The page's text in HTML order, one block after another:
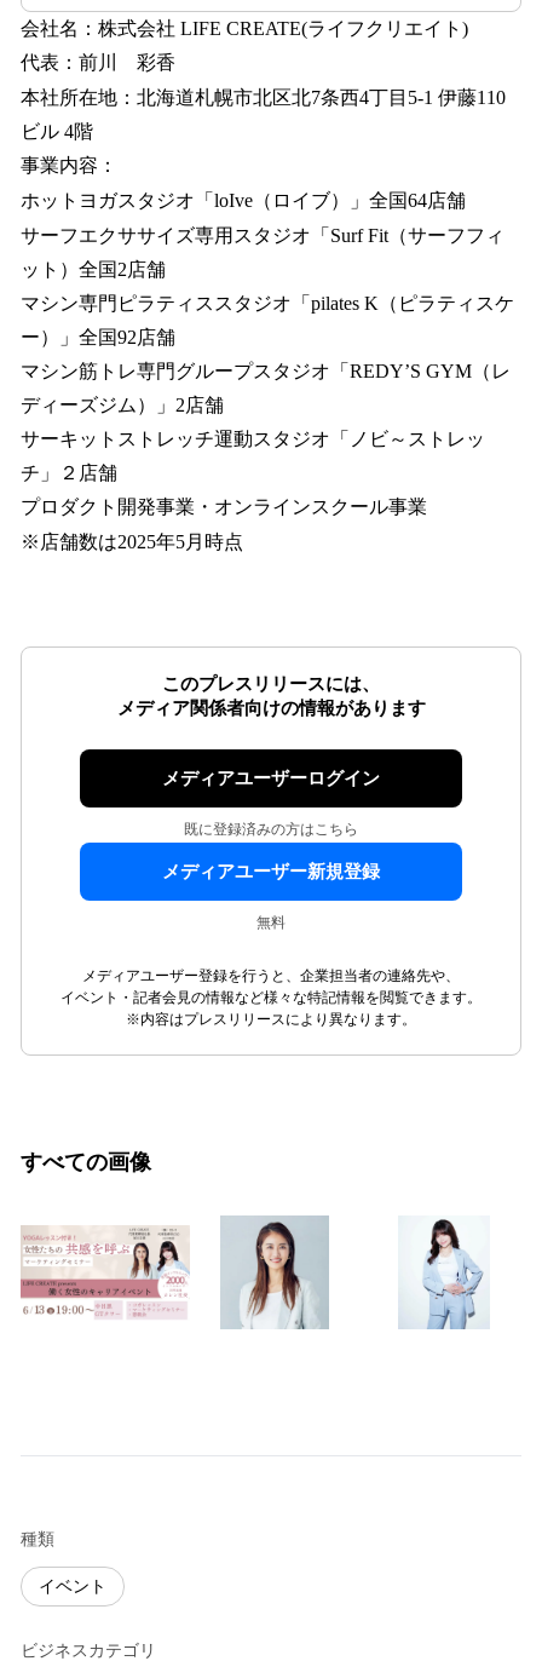
会社名：株式会社 LIFE CREATE(ライフクリエイト)
代表：前川 彩香
本社所在地：北海道札幌市北区北7条西4丁目5-1 伊藤110
ビル 4階
事業内容：
ホットヨガスタジオ「loIve（ロイブ）」全国64店舗
サーフエクササイズ専用スタジオ「Surf Fit（サーフフィ
ット）全国2店舗
マシン専門ピラティススタジオ「pilates K（ピラティスケ
ー）」全国92店舗
マシン筋トレ専門グループスタジオ「REDY’S GYM（レ
ディーズジム）」2店舗
サーキットストレッチ運動スタジオ「ノビ～ストレッ
チ」２店舗
プロダクト開発事業・オンラインスクール事業
※店舗数は2025年5月時点
このプレスリリースには、
メディア関係者向けの情報があります
メディアユーザーログイン
既に登録済みの方はこちら
メディアユーザー新規登録
無料
メディアユーザー登録を行うと、企業担当者の連絡先や、
イベント・記者会見の情報など様々な特記情報を閲覧できます。
※内容はプレスリリースにより異なります。
すべての画像
種類
イベント
ビジネスカテゴリ